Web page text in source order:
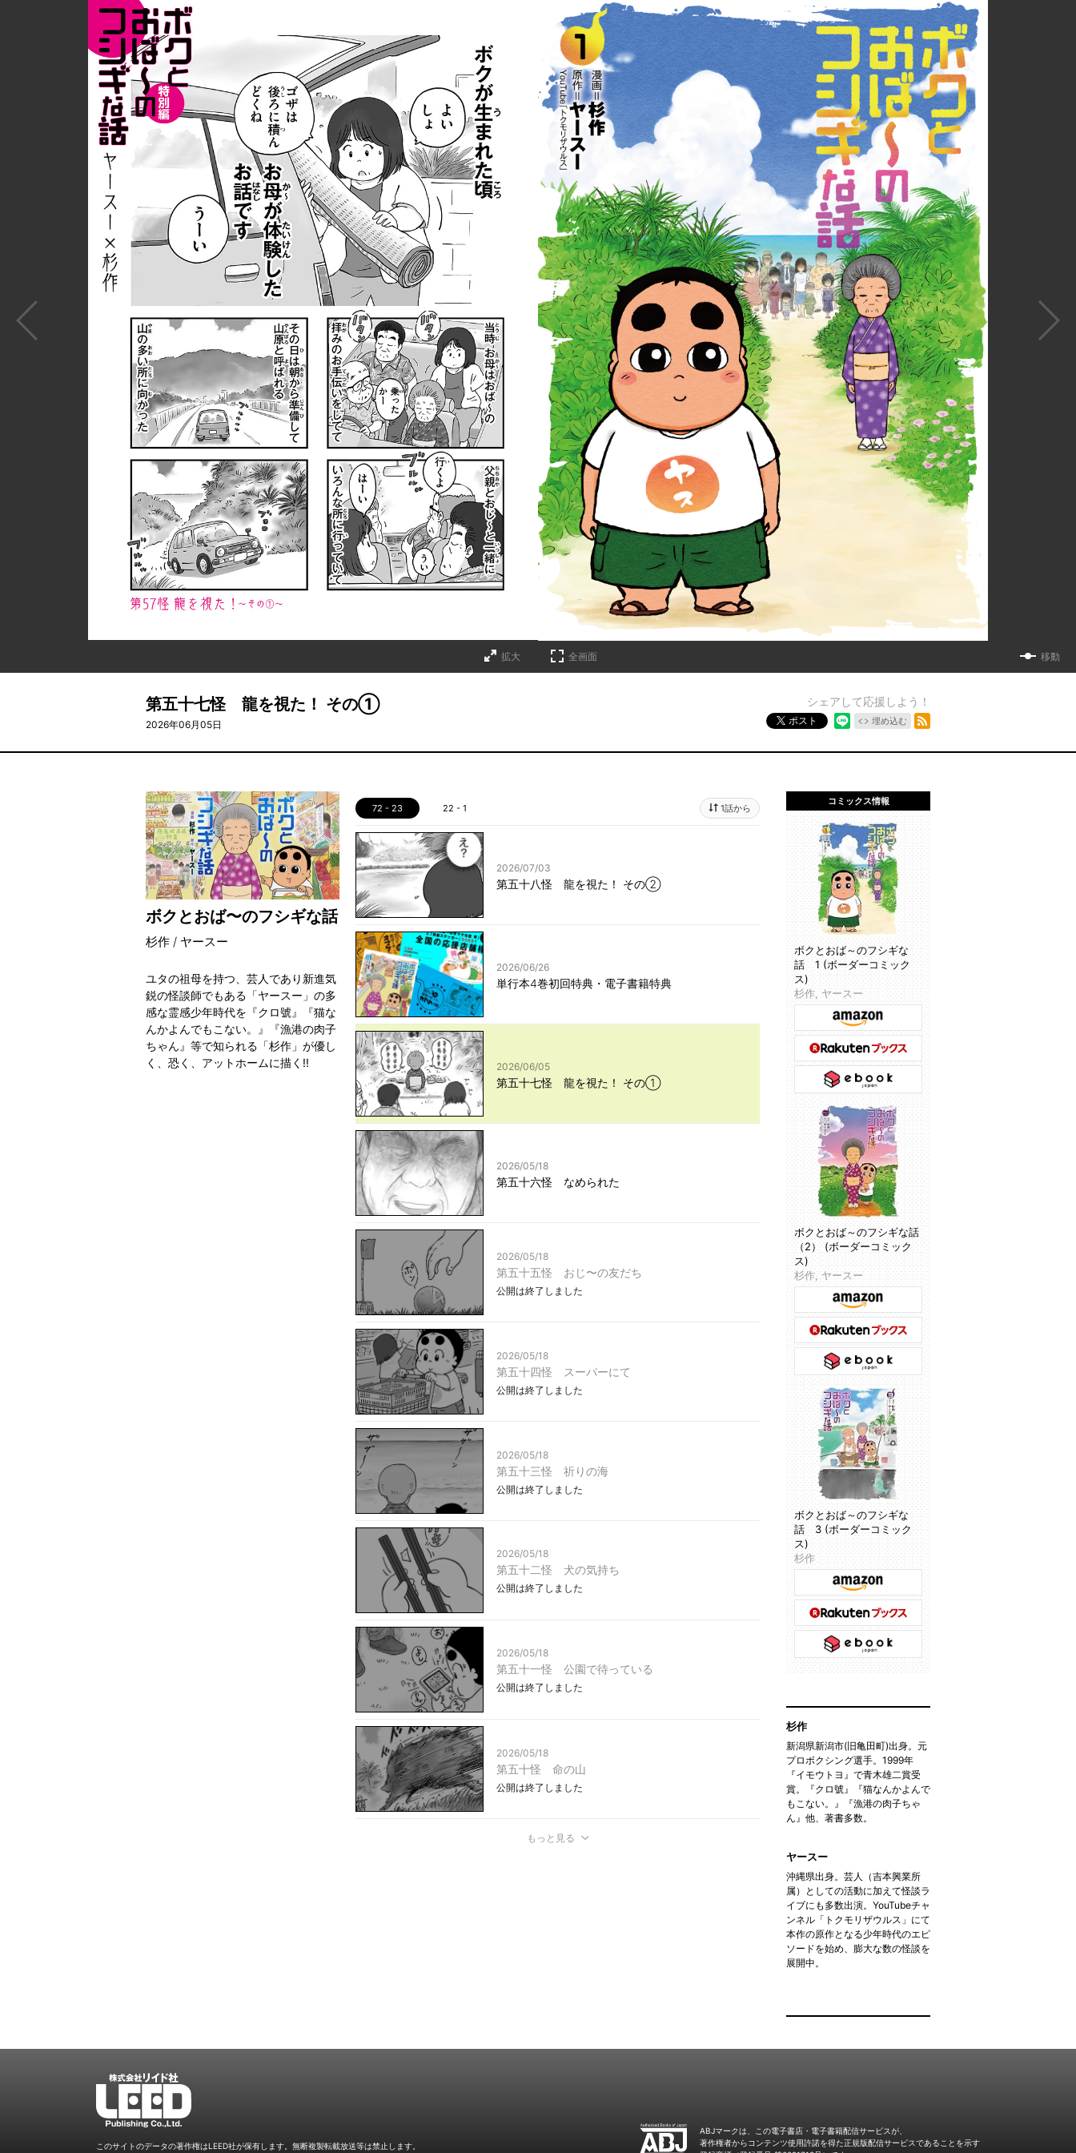
詳細ページへのリンク
拡大 全画面 移動
第五十七怪 龍を視た！ その①
2026年06月05日
シェアして応援しよう！
ポスト 埋め込む
ボクとおば〜のフシギな話
杉作 / ヤースー
ユタの祖母を持つ、芸人であり新進気
鋭の怪談師でもある「ヤースー」の多
感な霊感少年時代を『クロ號』『猫な
んかよんでもこない。』『漁港の肉子
ちゃん』等で知られる「杉作」が優し
く、恐く、アットホームに描く!!
72 - 23 22 - 1 1話から
2026/07/03
第五十八怪 龍を視た！ その②
2026/06/26
単行本4巻初回特典・電子書籍特典
2026/06/05
第五十七怪 龍を視た！ その①
2026/05/18
第五十六怪 なめられた
2026/05/18
第五十五怪 おじ〜の友だち
公開は終了しました
2026/05/18
第五十四怪 スーパーにて
公開は終了しました
2026/05/18
第五十三怪 祈りの海
公開は終了しました
2026/05/18
第五十二怪 犬の気持ち
公開は終了しました
2026/05/18
第五十一怪 公園で待っている
公開は終了しました
2026/05/18
第五十怪 命の山
公開は終了しました
もっと見る
コミックス情報
ボクとおば～のフシギな
話 1 (ボーダーコミック
ス)
杉作, ヤースー
ボクとおば～のフシギな話
（2） (ボーダーコミック
ス)
杉作, ヤースー
ボクとおば～のフシギな
話 3 (ボーダーコミック
ス)
杉作
杉作
新潟県新潟市(旧亀田町)出身。元
プロボクシング選手。1999年
『イモウトヨ』で青木雄二賞受
賞。『クロ號』『猫なんかよんで
もこない。』『漁港の肉子ちゃ
ん』他、著書多数。
ヤースー
沖縄県出身。芸人（吉本興業所
属）としての活動に加えて怪談ラ
イブにも多数出演。YouTubeチャ
ンネル「トクモリザウルス」にて
本作の原作となる少年時代のエピ
ソードを始め、膨大な数の怪談を
展開中。
LEED
このサイトのデータの著作権はLEED社が保有します。 無断複製転載放送等は禁止します。
ABJマークは、この電子書店・電子書籍配信サービスが、
著作権者からコンテンツ使用許諾を得た正規版配信サービスであることを示す